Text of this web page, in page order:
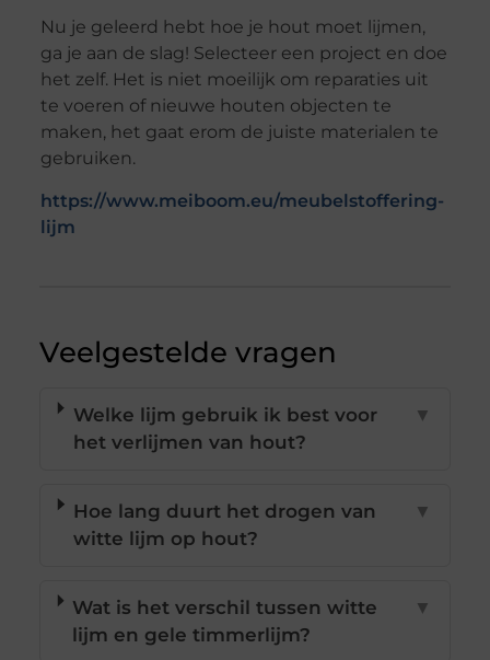
Nu je geleerd hebt hoe je hout moet lijmen,
ga je aan de slag! Selecteer een project en doe
het zelf. Het is niet moeilijk om reparaties uit
te voeren of nieuwe houten objecten te
maken, het gaat erom de juiste materialen te
gebruiken.
https://www.meiboom.eu/meubelstoffering-
lijm
Veelgestelde vragen
Welke lijm gebruik ik best voor
het verlijmen van hout?
▼
Hoe lang duurt het drogen van
witte lijm op hout?
▼
Wat is het verschil tussen witte
lijm en gele timmerlijm?
▼